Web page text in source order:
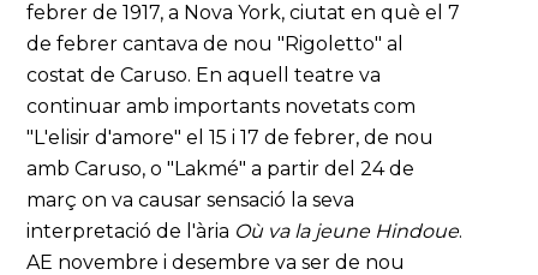
febrer de 1917, a Nova York, ciutat en què el 7
de febrer cantava de nou "Rigoletto" al
costat de Caruso. En aquell teatre va
continuar amb importants novetats com
"L'elisir d'amore" el 15 i 17 de febrer, de nou
amb Caruso, o "Lakmé" a partir del 24 de
març on va causar sensació la seva
interpretació de l'ària Où va la jeune Hindoue.
AE novembre i desembre va ser de nou